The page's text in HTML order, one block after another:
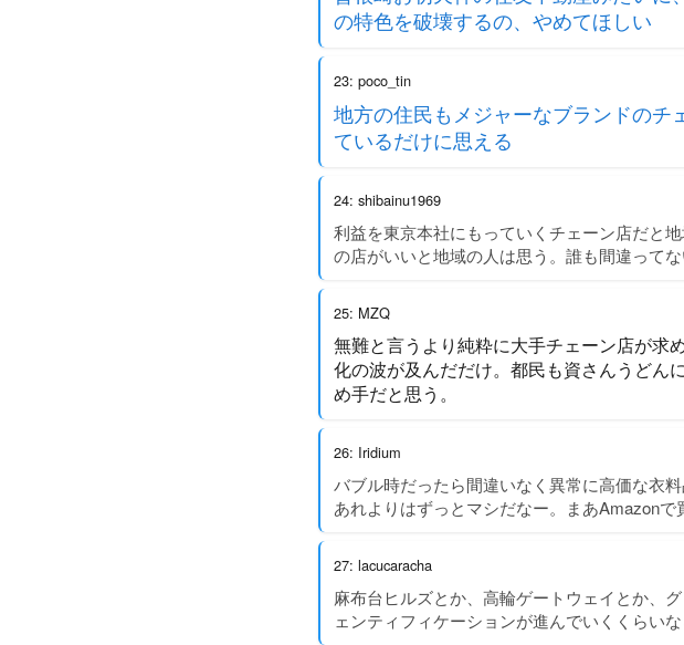
の特色を破壊するの、やめてほしい
23: poco_tin
地方の住民もメジャーなブランドのチ
ているだけに思える
24: shibainu1969
利益を東京本社にもっていくチェーン店だと
の店がいいと地域の人は思う。誰も間違って
25: MZQ
無難と言うより純粋に大手チェーン店が求
化の波が及んだだけ。都民も資さんうどん
め手だと思う。
26: Iridium
バブル時だったら間違いなく異常に高価な衣
あれよりはずっとマシだなー。まあAmazon
27: lacucaracha
麻布台ヒルズとか、高輪ゲートウェイとか、
ェンティフィケーションが進んでいくくらい